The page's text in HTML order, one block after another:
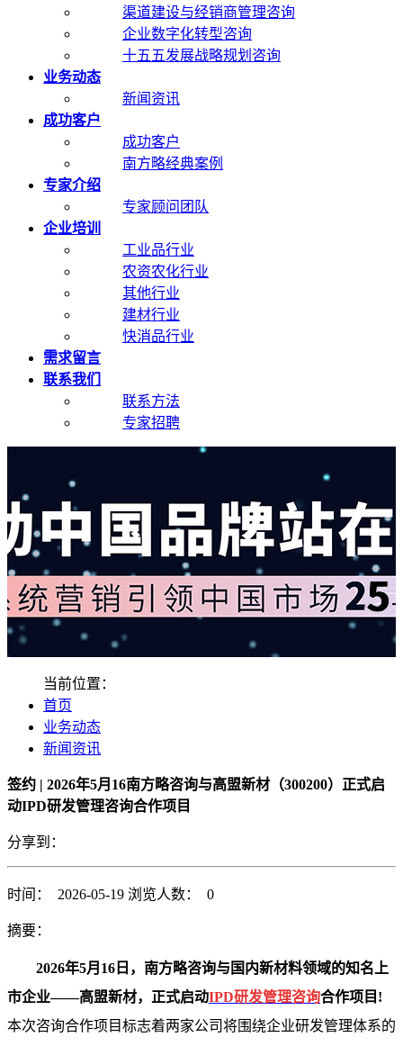
渠道建设与经销商管理咨询
企业数字化转型咨询
十五五发展战略规划咨询
业务动态
新闻资讯
成功客户
成功客户
南方略经典案例
专家介绍
专家顾问团队
企业培训
工业品行业
农资农化行业
其他行业
建材行业
快消品行业
需求留言
联系我们
联系方法
专家招聘
当前位置：
首页
业务动态
新闻资讯
签约 | 2026年5月16南方略咨询与高盟新材（300200）正式启
动IPD研发管理咨询合作项目
分享到：
时间： 2026-05-19 浏览人数： 0
摘要：
2026年5月16日，南方略咨询与国内新材料领域的知名上
市企业——高盟新材，正式启动IPD研发管理咨询合作项目!
本次咨询合作项目标志着两家公司将围绕企业研发管理体系的